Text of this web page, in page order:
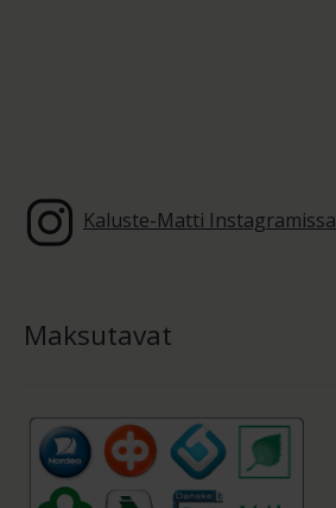
Kaluste-Matti Instagramissa
Maksutavat